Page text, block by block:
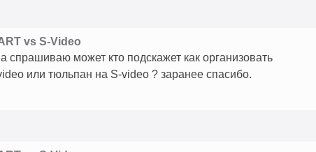
vs S-Video
спрашиваю может кто подскажет как организовать
или тюльпан на S-video ? заранее спасибо.